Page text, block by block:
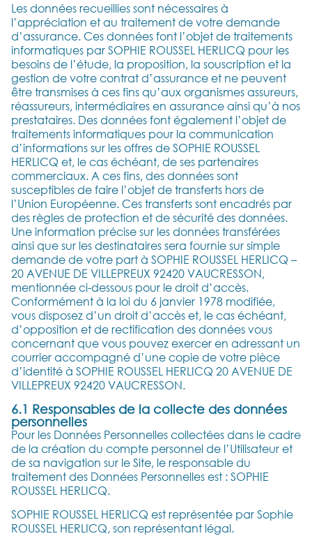
Les données recueillies sont nécessaires à
l’appréciation et au traitement de votre demande
d’assurance. Ces données font l’objet de traitements
informatiques par SOPHIE ROUSSEL HERLICQ pour les
besoins de l’étude, la proposition, la souscription et la
gestion de votre contrat d’assurance et ne peuvent
être transmises à ces fins qu’aux organismes assureurs,
réassureurs, intermédiaires en assurance ainsi qu’à nos
prestataires. Des données font également l’objet de
traitements informatiques pour la communication
d’informations sur les offres de SOPHIE ROUSSEL
HERLICQ et, le cas échéant, de ses partenaires
commerciaux. A ces fins, des données sont
susceptibles de faire l’objet de transferts hors de
l’Union Européenne. Ces transferts sont encadrés par
des règles de protection et de sécurité des données.
Une information précise sur les données transférées
ainsi que sur les destinataires sera fournie sur simple
demande de votre part à SOPHIE ROUSSEL HERLICQ –
20 AVENUE DE VILLEPREUX 92420 VAUCRESSON,
mentionnée ci-dessous pour le droit d’accès.
Conformément à la loi du 6 janvier 1978 modifiée,
vous disposez d’un droit d’accès et, le cas échéant,
d’opposition et de rectification des données vous
concernant que vous pouvez exercer en adressant un
courrier accompagné d’une copie de votre pièce
d’identité à SOPHIE ROUSSEL HERLICQ 20 AVENUE DE
VILLEPREUX 92420 VAUCRESSON.
6.1 Responsables de la collecte des données
personnelles
Pour les Données Personnelles collectées dans le cadre
de la création du compte personnel de l’Utilisateur et
de sa navigation sur le Site, le responsable du
traitement des Données Personnelles est : SOPHIE
ROUSSEL HERLICQ.
SOPHIE ROUSSEL HERLICQ est représentée par Sophie
ROUSSEL HERLICQ, son représentant légal.